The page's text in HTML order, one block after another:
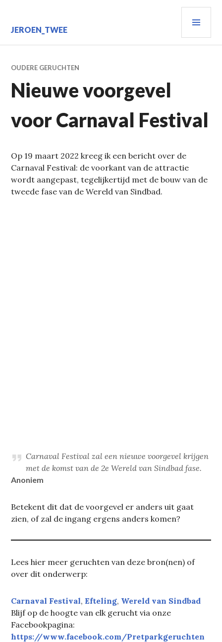
inhoud
JEROEN_TWEE
OUDERE GERUCHTEN
Nieuwe voorgevel
voor Carnaval Festival
Op 19 maart 2022 kreeg ik een bericht over de
Carnaval Festival: de voorkant van de attractie
wordt aangepast, tegelijkertijd met de bouw van de
tweede fase van de Wereld van Sindbad.
Carnaval Festival zal een nieuwe voorgevel krijgen
met de komst van de 2e Wereld van Sindbad fase.
Anoniem
Betekent dit dat de voorgevel er anders uit gaat
zien, of zal de ingang ergens anders komen?
Lees hier meer geruchten van deze bron(nen) of
over dit onderwerp:
Carnaval Festival, Efteling, Wereld van Sindbad
Blijf op de hoogte van elk gerucht via onze
Facebookpagina:
https://www.facebook.com/Pretparkgeruchten